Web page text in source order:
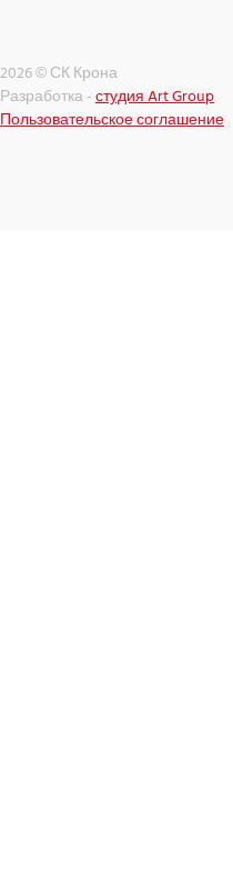
2026 © СК Крона
Разработка -студия Art Group
Пользовательское соглашение